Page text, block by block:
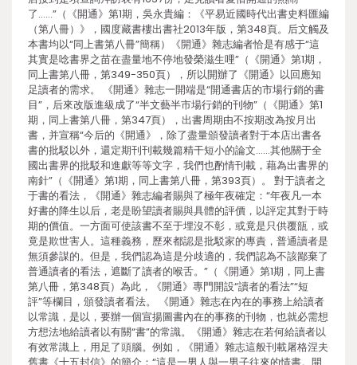
了……”（《開通》第1期，吳永貴編：《平易近國時代出書史料匯編
（第八冊）》，國度藏書樓出書社2013年版，第348頁。后文觸及
本書均以“同上書第八冊”簡稱）《開通》雜志編者恰是有感于“這
其實是唸書界之苗在盡量地不停地發榮滋生哩”（《開通》第1期，
同上書第八冊，第349-350頁），所以開辦了《開通》以回應知
足讀者的需求。 《開通》雜志一開端是“開通書店的市場行銷的書
目”，后來改版進級成了“半文藝半市場行銷的刊物”（《開通》第1
期，同上書第八冊，第347頁），出書周期由不按期改為按月出
書，并宣稱“今后的《開通》，除了盡量頒發讀者對于本店出書各
書的批駁以外，還定期刊刊載幾篇精干短小的論文……其他關于全
國出書界的批駁和進獻等等文字，我們也酌情刊載，藉為出書界的
南針”（《開通》第1期，同上書第八冊，第393頁）。 對于讀者之
于書的看法，《開通》雜志編者賜與了極年夜確定：“年夜凡一本
好書的降生以后，老是盼望讀者賜與具體的評價，以評定其對于時
期的價值。一方面可使該書不至于埋沒不彰，或竟是只供覆瓿，或
竟是欺世害人。這種義務，歷來都認是批駁家的專責，普通讀者是
無須參謀的。但是，我們認為這是分歧適的，我們認為不該鄙棄了
普通讀者的看法，遮斷了讀者的喉舌。”（《開通》第1期，同上書
第八冊，第348頁）為此，《開通》專門開設“讀者的看法”“短
評”等欄目，頒發讀者看法。 《開通》雜志在內在的事務上給讀者
以常識，是以，要辦一個宣揚圖書內在的事務的刊物，也就必需想
方想法地給讀者以有關“書”的常識。《開通》雜志在若何給讀者以
有效常識上，用足了頭腦。例如，《開通》雜志這般刊載屠格涅夫